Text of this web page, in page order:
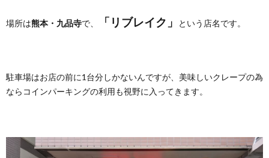
場所は熊本・九品寺で、 「リブレイク」 という店名です。
駐車場はお店の前に1台分しかないんですが、美味しいクレープの為
ならコインパーキングの利用も視野に入ってきます。